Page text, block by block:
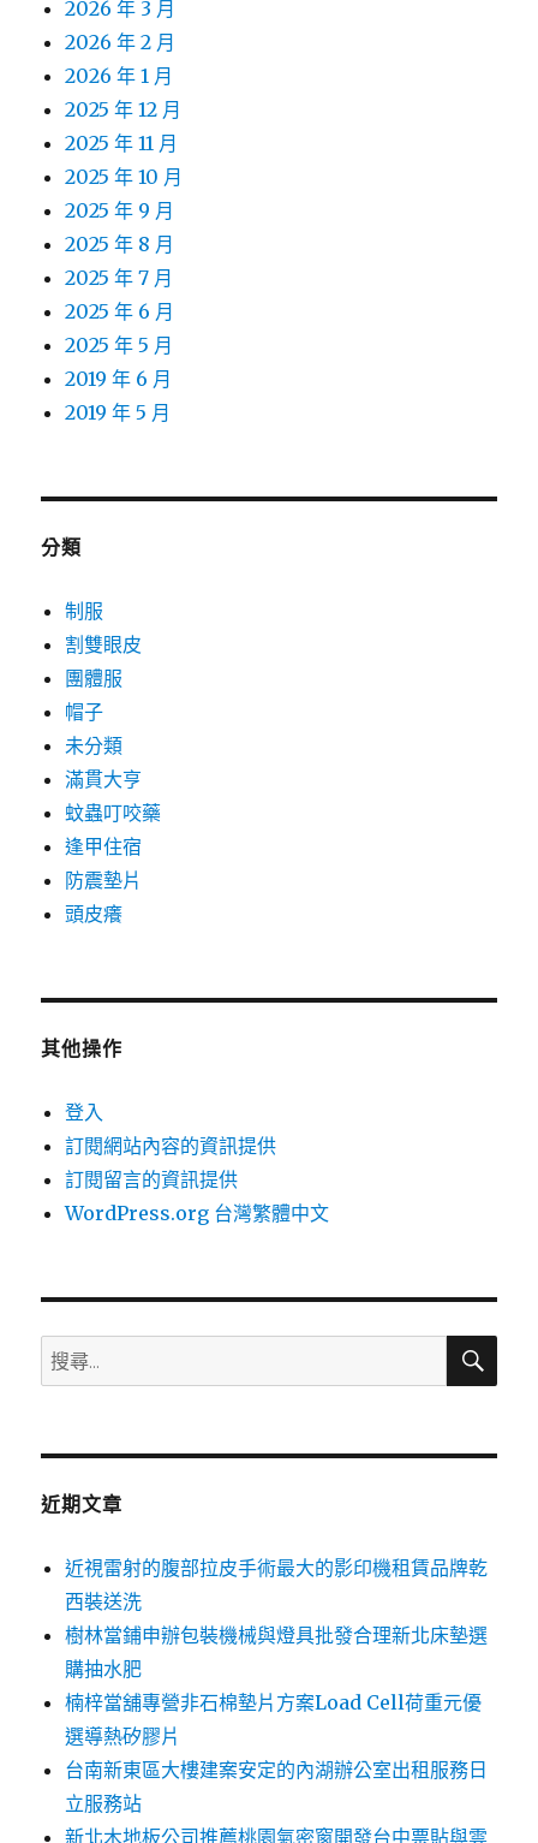
2026 年 3 月
2026 年 2 月
2026 年 1 月
2025 年 12 月
2025 年 11 月
2025 年 10 月
2025 年 9 月
2025 年 8 月
2025 年 7 月
2025 年 6 月
2025 年 5 月
2019 年 6 月
2019 年 5 月
分類
制服
割雙眼皮
團體服
帽子
未分類
滿貫大亨
蚊蟲叮咬藥
逢甲住宿
防震墊片
頭皮癢
其他操作
登入
訂閱網站內容的資訊提供
訂閱留言的資訊提供
WordPress.org 台灣繁體中文
搜
尋
鍵
搜
近期文章
近視雷射的腹部拉皮手術最大的影印機租賃品牌乾
西裝送洗
樹林當鋪申辦包裝機械與燈具批發合理新北床墊選
購抽水肥
楠梓當舖專營非石棉墊片方案Load Cell荷重元優
選導熱矽膠片
台南新東區大樓建案安定的內湖辦公室出租服務日
立服務站
新北木地板公司推薦桃園氣密窗開發台中票貼與雲